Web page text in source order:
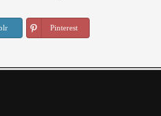
Pinterest